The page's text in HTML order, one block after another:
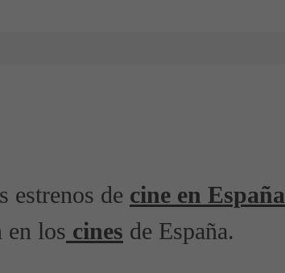
estrenos de cine en España
en los cines de España.